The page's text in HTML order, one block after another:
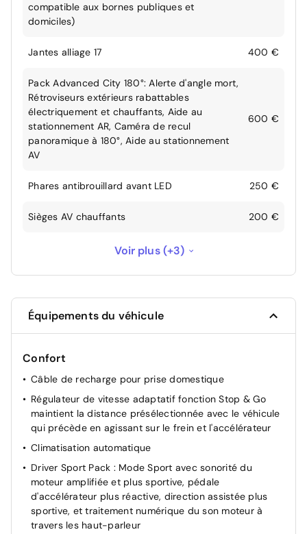
compatible aux bornes publiques et
domiciles)
Jantes alliage 17 400 €
Pack Advanced City 180°: Alerte d'angle mort,
Rétroviseurs extérieurs rabattables
électriquement et chauffants, Aide au
stationnement AR, Caméra de recul
panoramique à 180°, Aide au stationnement
AV
600 €
Phares antibrouillard avant LED 250 €
Sièges AV chauffants 200 €
Système d'infotainment & de navigation
-Apple CarPlay et Android Auto - Radio DAB+,
fonctionnalités d'E-Call avancées (appel
d'urgence)
Toit en verre panoramique
Vitres AR et lunette surteintées 250 €
Voir plus (+3)
Équipements du véhicule
Confort
Câble de recharge pour prise domestique
Régulateur de vitesse adaptatif fonction Stop & Go
maintient la distance présélectionnée avec le véhicule
qui précède en agissant sur le frein et l'accélérateur
Climatisation automatique
Driver Sport Pack : Mode Sport avec sonorité du
moteur amplifiée et plus sportive, pédale
d'accélérateur plus réactive, direction assistée plus
sportive, et traitement numérique du son moteur à
travers les haut-parleur